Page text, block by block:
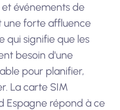
et événements de
une forte affluence
qui signifie que les
besoin d'une
pour planifier,
La carte SIM
Espagne répond à ce